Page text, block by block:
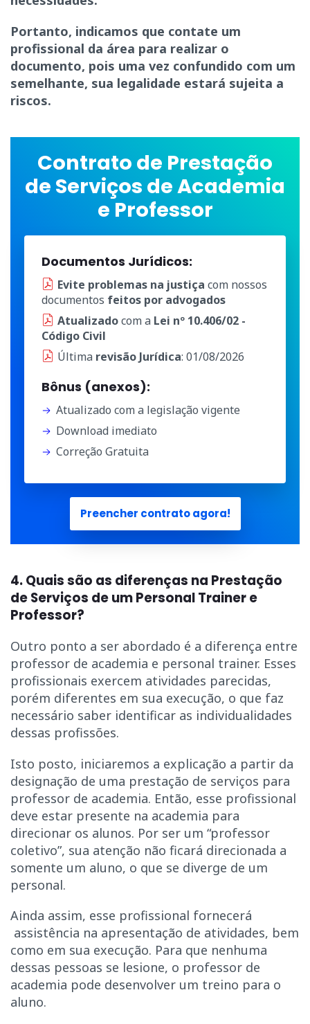
Portanto, indicamos que contate um
profissional da área para realizar o
documento, pois uma vez confundido com um
semelhante, sua legalidade estará sujeita a
riscos.
Contrato de Prestação
de Serviços de Academia
e Professor
Documentos Jurídicos:
Evite problemas na justiça com nossos
documentos feitos por advogados
Atualizadocom a Lei nº 10.406/02 -
Código Civil
Última revisão Jurídica: 01/08/2026
Bônus (anexos):
Atualizado com a legislação vigente
Download imediato
Correção Gratuita
Preencher contrato agora!
4. Quais são as diferenças na Prestação
de Serviços de um Personal Trainer e
Professor?
Outro ponto a ser abordado é a diferença entre
professor de academia e personal trainer. Esses
profissionais exercem atividades parecidas,
porém diferentes em sua execução, o que faz
necessário saber identificar as individualidades
dessas profissões.
Isto posto, iniciaremos a explicação a partir da
designação de uma prestação de serviços para
professor de academia. Então, esse profissional
deve estar presente na academia para
direcionar os alunos. Por ser um “professor
coletivo”, sua atenção não ficará direcionada a
somente um aluno, o que se diverge de um
personal.
Ainda assim, esse profissional fornecerá
assistência na apresentação de atividades, bem
como em sua execução. Para que nenhuma
dessas pessoas se lesione, o professor de
academia pode desenvolver um treino para o
aluno.